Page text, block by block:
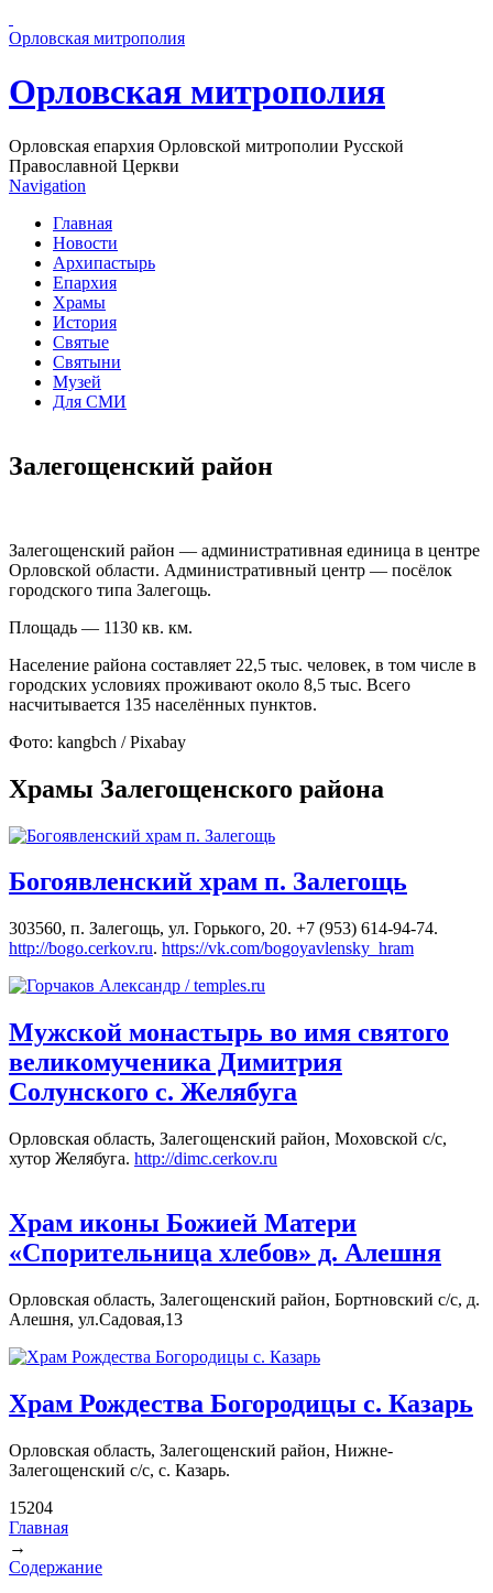
Орловская митрополия
Орловская митрополия
Орловская епархия Орловской митрополии Русской
Православной Церкви
Navigation
Главная
Новости
Архипастырь
Епархия
Храмы
История
Святые
Святыни
Музей
Для СМИ
Залегощенский район
Залегощенский район — административная единица в центре
Орловской области. Административный центр — посёлок
городского типа Залегощь.
Площадь — 1130 кв. км.
Население района составляет 22,5 тыс. человек, в том числе в
городских условиях проживают около 8,5 тыс. Всего
насчитывается 135 населённых пунктов.
Фото: kangbch / Pixabay
Храмы Залегощенского района
Богоявленский храм п. Залегощь
303560, п. Залегощь, ул. Горького, 20. +7 (953) 614-94-74.
http://bogo.cerkov.ru. https://vk.com/bogoyavlensky_hram
Мужской монастырь во имя святого
великомученика Димитрия
Солунского с. Желябуга
Орловская область, Залегощенский район, Моховской с/с,
хутор Желябуга. http://dimc.cerkov.ru
Храм иконы Божией Матери
«Спорительница хлебов» д. Алешня
Орловская область, Залегощенский район, Бортновский с/с, д.
Алешня, ул.Садовая,13
Храм Рождества Богородицы с. Казарь
Орловская область, Залегощенский район, Нижне-
Залегощенский с/с, с. Казарь.
15204
Вы здесь
Главная
→
Содержание